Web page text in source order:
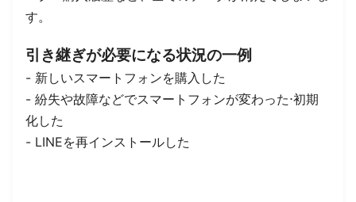
す。
引き継ぎが必要になる状況の一例
- 新しいスマートフォンを購入した
- 紛失や故障などでスマートフォンが変わった⋅初期
化した
- LINEを再インストールした